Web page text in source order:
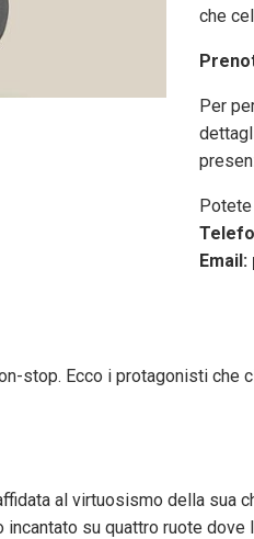
che
Per
Email:
stop. Ecco i protagonisti che
al virtuosismo della sua
su quattro ruote dove